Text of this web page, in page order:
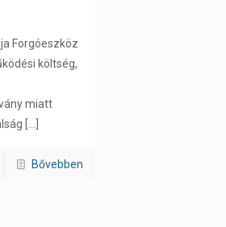
Forgóeszköz
költség,
miatt
Bővebben